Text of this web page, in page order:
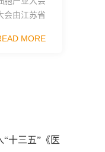
会由江苏省
国家自主创
MORE
十三五”《医